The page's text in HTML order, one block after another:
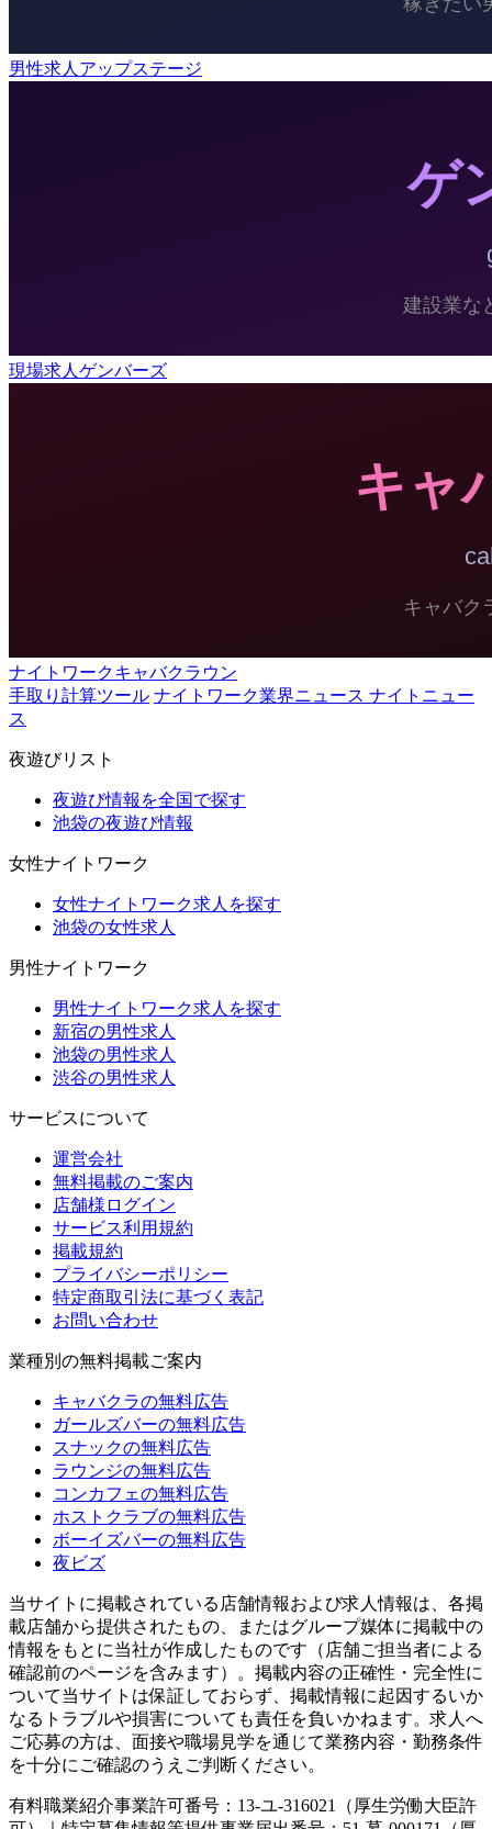
男性求人アップステージ
現場求人ゲンバーズ
ナイトワークキャバクラウン
手取り計算ツール ナイトワーク業界ニュース ナイトニュー
ス
夜遊びリスト
夜遊び情報を全国で探す
池袋の夜遊び情報
女性ナイトワーク
女性ナイトワーク求人を探す
池袋の女性求人
男性ナイトワーク
男性ナイトワーク求人を探す
新宿の男性求人
池袋の男性求人
渋谷の男性求人
サービスについて
運営会社
無料掲載のご案内
店舗様ログイン
サービス利用規約
掲載規約
プライバシーポリシー
特定商取引法に基づく表記
お問い合わせ
業種別の無料掲載ご案内
キャバクラの無料広告
ガールズバーの無料広告
スナックの無料広告
ラウンジの無料広告
コンカフェの無料広告
ホストクラブの無料広告
ボーイズバーの無料広告
夜ビズ
当サイトに掲載されている店舗情報および求人情報は、各掲
載店舗から提供されたもの、またはグループ媒体に掲載中の
情報をもとに当社が作成したものです（店舗ご担当者による
確認前のページを含みます）。掲載内容の正確性・完全性に
ついて当サイトは保証しておらず、掲載情報に起因するいか
なるトラブルや損害についても責任を負いかねます。求人へ
ご応募の方は、面接や職場見学を通じて業務内容・勤務条件
を十分にご確認のうえご判断ください。
有料職業紹介事業許可番号：13-ユ-316021（厚生労働大臣許